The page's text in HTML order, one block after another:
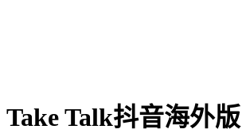
Take Talk抖音海外